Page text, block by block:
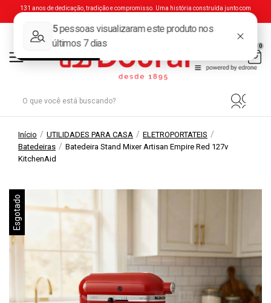
131 anos de dedicação, tradição e compromisso. Uma história construída junto com
0
Início / UTILIDADES PARA CASA / ELETROPORTATEIS /
Batedeiras / Batedeira Stand Mixer Artisan Empire Red 127v
KitchenAid
Esgotado